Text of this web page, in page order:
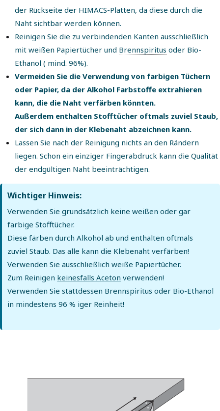
der Rückseite der HIMACS-Platten, da diese durch die
Naht sichtbar werden können.
Reinigen Sie die zu verbindenden Kanten ausschließlich
mit weißen Papiertücher und Brennspiritus oder Bio-
Ethanol ( mind. 96%).
Vermeiden Sie die Verwendung von farbigen Tüchern
oder Papier, da der Alkohol Farbstoffe extrahieren
kann, die die Naht verfärben könnten.
Außerdem enthalten Stofftücher oftmals zuviel Staub,
der sich dann in der Klebenaht abzeichnen kann.
Lassen Sie nach der Reinigung nichts an den Rändern
liegen. Schon ein einziger Fingerabdruck kann die Qualität
der endgültigen Naht beeinträchtigen.
Wichtiger Hinweis:
Verwenden Sie grundsätzlich keine weißen oder gar
farbige Stofftücher.
Diese färben durch Alkohol ab und enthalten oftmals
zuviel Staub. Das alle kann die Klebenaht verfärben!
Verwenden Sie ausschließlich weiße Papiertücher.
Zum Reinigen keinesfalls Aceton verwenden!
Verwenden Sie stattdessen Brennspiritus oder Bio-Ethanol
in mindestens 96 % iger Reinheit!